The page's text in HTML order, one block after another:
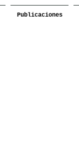
Publicaciones